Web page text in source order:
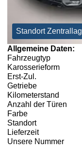
Standort
Allgemeine Daten:
Fahrzeugtyp
Karosserieform
Erst-Zul.
Getriebe
Kilometerstand
Anzahl der Türen
Farbe
Standort
Lieferzeit
Unsere Nummer